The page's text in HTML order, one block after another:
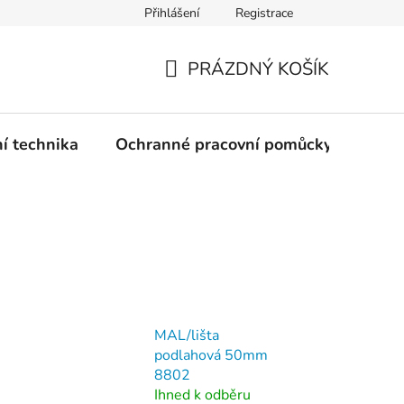
Přihlášení Registrace
KOŠÍK
PRÁZDNÝ KOŠÍK
technika Ochranné pracovní pomůcky
MAL/lišta
podlahová 50mm
8802
Ihned k odběru